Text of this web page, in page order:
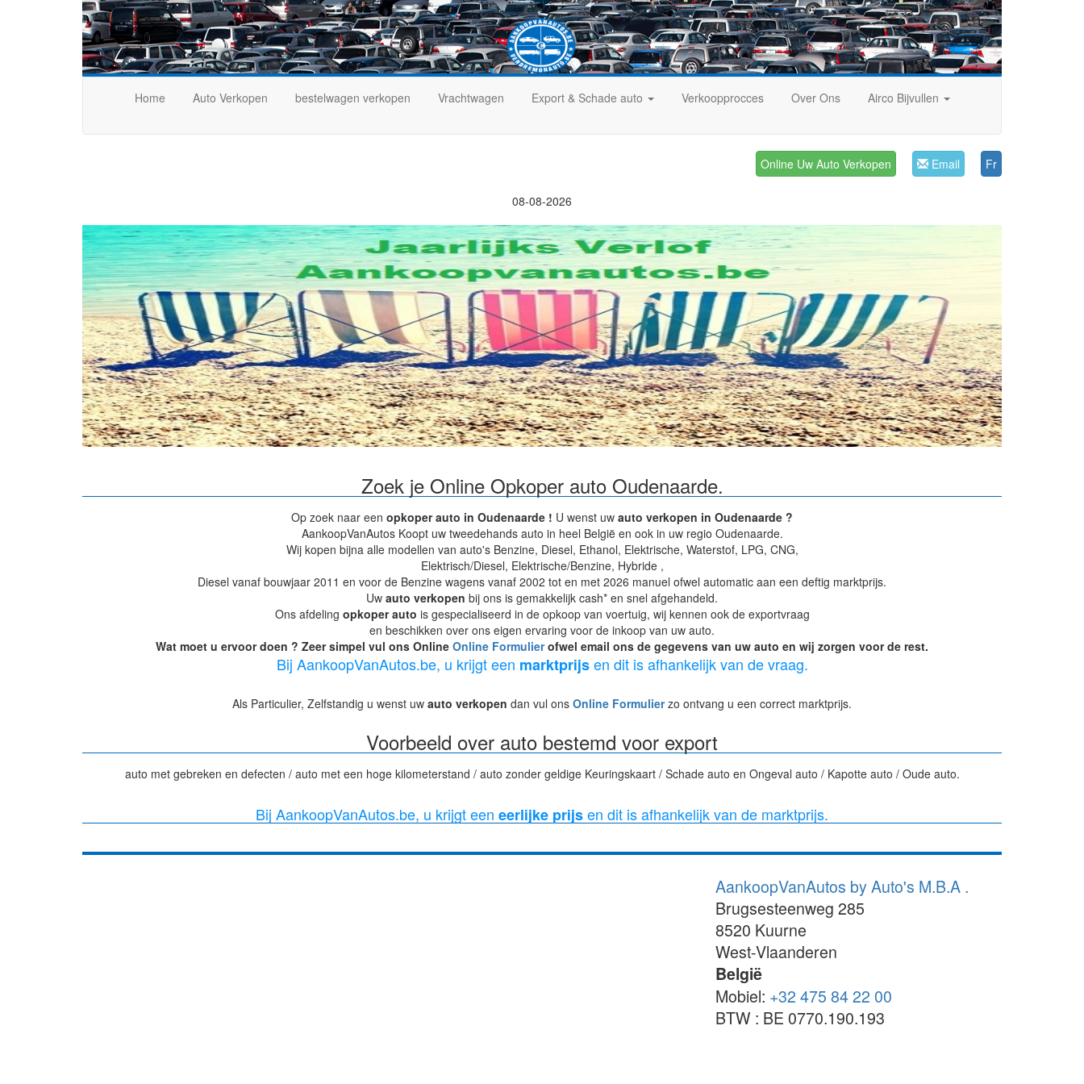
Home Auto Verkopen bestelwagen verkopen Vrachtwagen Export & Schade auto Verkoopprocces Over Ons Airco Bijvullen
Fr
Email
Online Uw Auto Verkopen
08-08-2026
Zoek je Online Opkoper auto Oudenaarde.
Op zoek naar een opkoper auto in Oudenaarde ! U wenst uw auto verkopen in Oudenaarde ?
AankoopVanAutos Koopt uw tweedehands auto in heel België en ook in uw regio Oudenaarde.
Wij kopen bijna alle modellen van auto's Benzine, Diesel, Ethanol, Elektrische, Waterstof, LPG, CNG,
Elektrisch/Diesel, Elektrische/Benzine, Hybride ,
Diesel vanaf bouwjaar 2011 en voor de Benzine wagens vanaf 2002 tot en met 2026 manuel ofwel automatic aan een deftig marktprijs.
Uw auto verkopen bij ons is gemakkelijk cash* en snel afgehandeld.
Ons afdeling opkoper auto is gespecialiseerd in de opkoop van voertuig, wij kennen ook de exportvraag
en beschikken over ons eigen ervaring voor de inkoop van uw auto.
Wat moet u ervoor doen ? Zeer simpel vul ons Online Online Formulierofwel email ons de gegevens van uw auto en wij zorgen voor de rest.
Bij AankoopVanAutos.be, u krijgt een marktprijsen dit is afhankelijk van de vraag.
Als Particulier, Zelfstandig u wenst uw auto verkopen dan vul ons Online Formulierzo ontvang u een correct marktprijs.
Voorbeeld over auto bestemd voor export
auto met gebreken en defecten / auto met een hoge kilometerstand / auto zonder geldige Keuringskaart / Schade auto en Ongeval auto / Kapotte auto / Oude auto.
Bij AankoopVanAutos.be, u krijgt een eerlijke prijsen dit is afhankelijk van de marktprijs.
AankoopVanAutos by Auto's M.B.A .
Brugsesteenweg 285
8520 Kuurne
West-Vlaanderen
België
Mobiel: +32 475 84 22 00
BTW : BE 0770.190.193